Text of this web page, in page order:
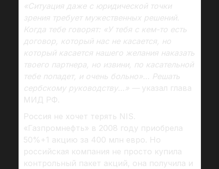
«Ситуация даже с юридической точки
зрения требует мужественных решений.
Когда тебе говорят: «У тебя с кем-то есть
договор, который нас не касается, но
который касается нашего желания наказать
твоего партнера, но извини, по касательной
тебе попадет, и очень больно»… Решать
сербскому руководству…» —
указал глава
МИД РФ.
Россия не хочет терять NIS.
«Газпромнефть» в 2008 году приобрела
50%+1 акцию за 400 млн евро. Но
российская компания не просто купила
контрольный пакет акций, она получила и